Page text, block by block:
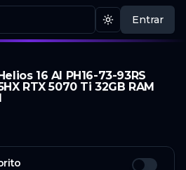
Mudar tema
Entrar
16 AI PH16-73-93RS
RTX 5070 Ti 32GB RAM